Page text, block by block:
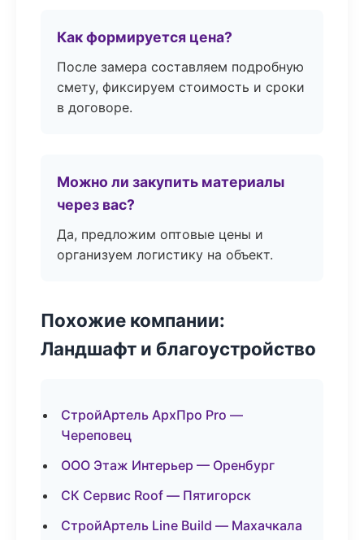
Как формируется цена?
После замера составляем подробную
смету, фиксируем стоимость и сроки
в договоре.
Можно ли закупить материалы
через вас?
Да, предложим оптовые цены и
организуем логистику на объект.
Похожие компании:
Ландшафт и благоустройство
СтройАртель АрхПро Pro —
Череповец
ООО Этаж Интерьер — Оренбург
СК Сервис Roof — Пятигорск
СтройАртель Line Build — Махачкала